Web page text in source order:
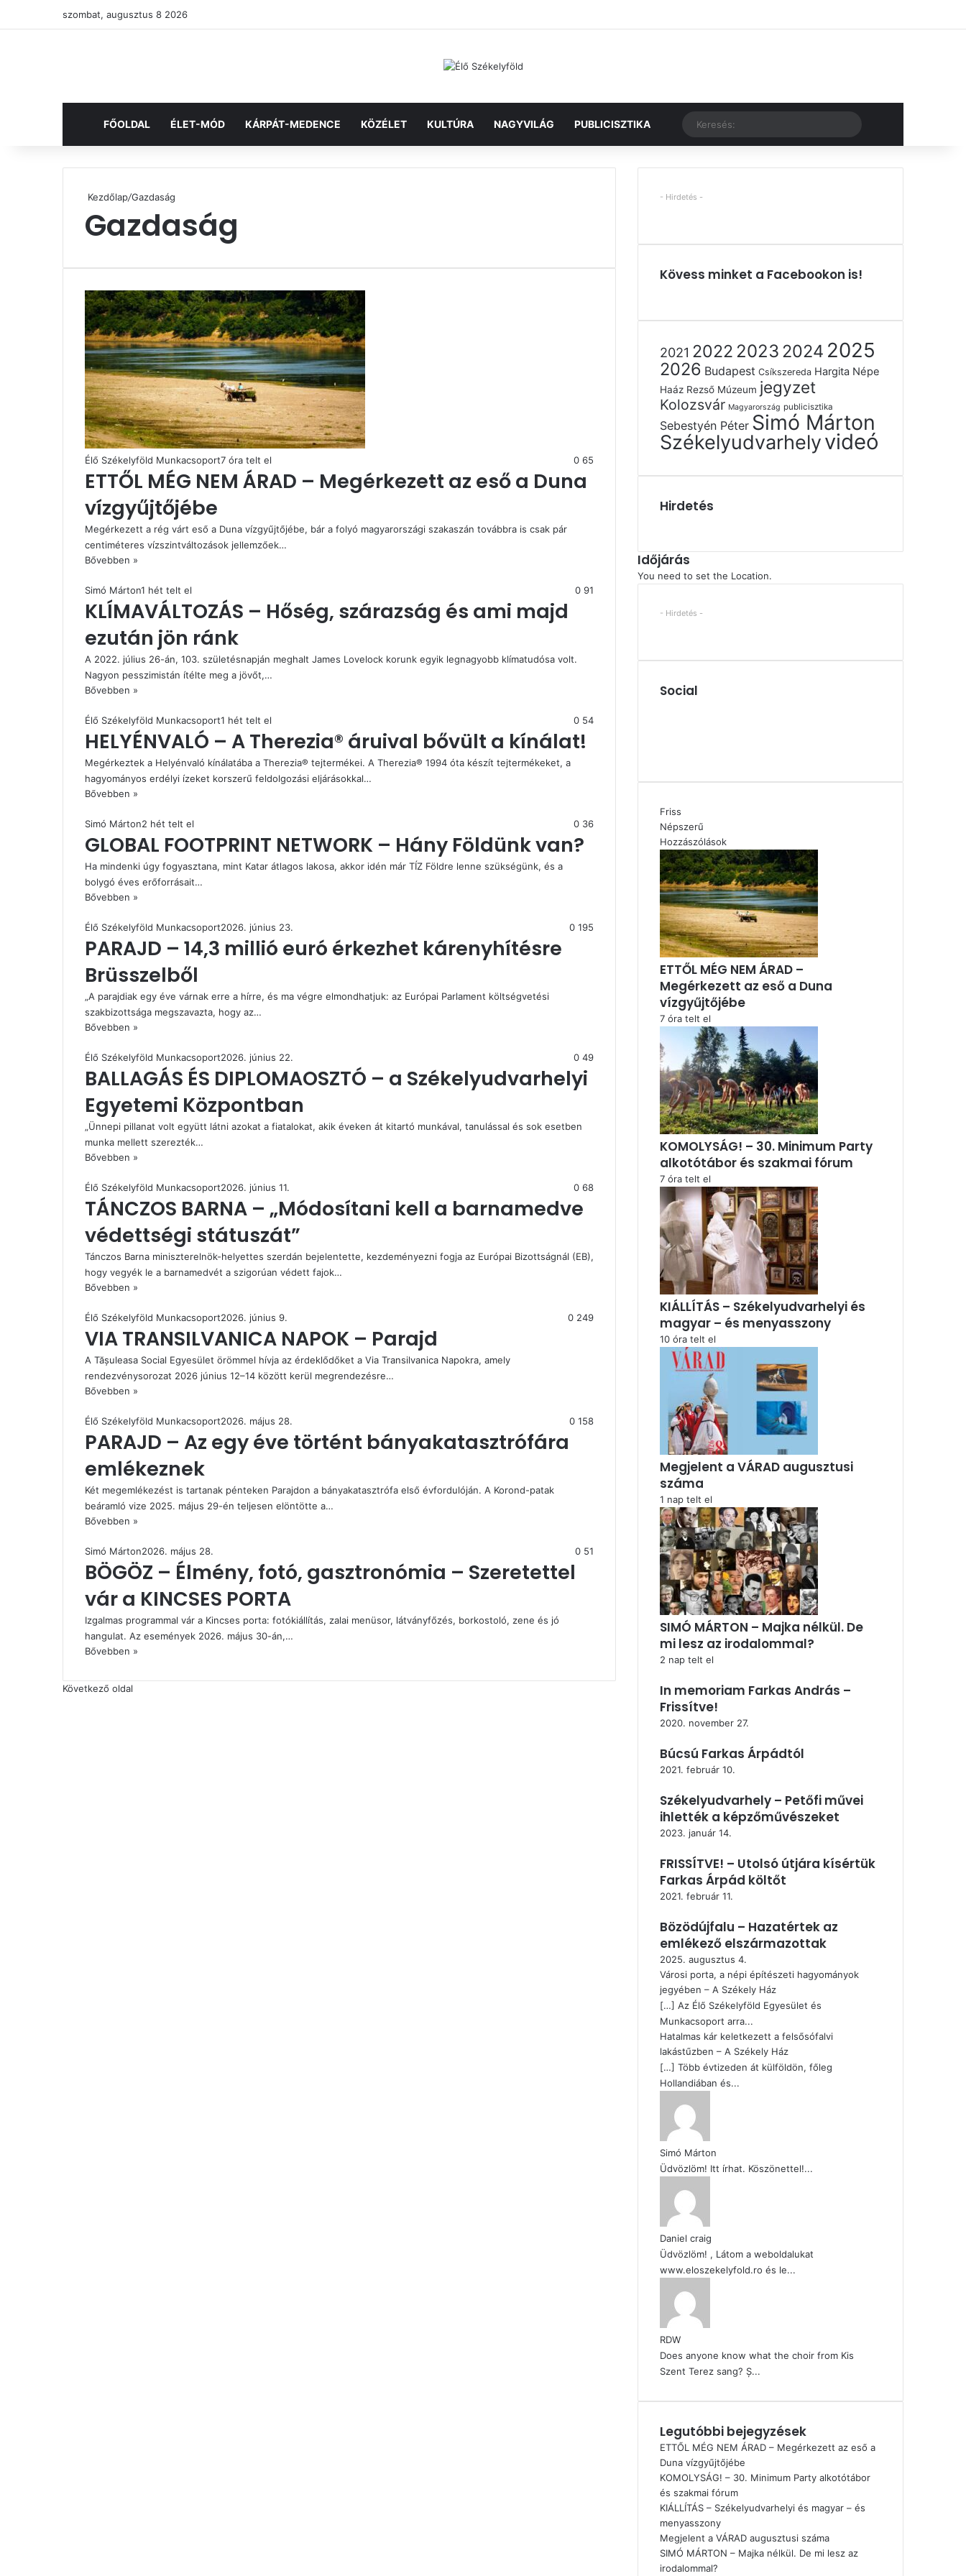
szombat, augusztus 8 2026
FŐOLDAL ÉLET-MÓD KÁRPÁT-MEDENCE KÖZÉLET KULTÚRA NAGYVILÁG PUBLICISZTIKA Véletlen cikk
Kezdőlap/Gazdaság
Gazdaság
Élő Székelyföld Munkacsoport7 óra telt el 0 65
ETTŐL MÉG NEM ÁRAD – Megérkezett az eső a Duna
vízgyűjtőjébe
Megérkezett a rég várt eső a Duna vízgyűjtőjébe, bár a folyó magyarországi szakaszán továbbra is csak pár
centiméteres vízszintváltozások jellemzőek…
Bővebben »
Simó Márton1 hét telt el 0 91
KLÍMAVÁLTOZÁS – Hőség, szárazság és ami majd
ezután jön ránk
A 2022. július 26-án, 103. születésnapján meghalt James Lovelock korunk egyik legnagyobb klímatudósa volt.
Nagyon pesszimistán ítélte meg a jövőt,…
Bővebben »
Élő Székelyföld Munkacsoport1 hét telt el 0 54
HELYÉNVALÓ – A Therezia® áruival bővült a kínálat!
Megérkeztek a Helyénvaló kínálatába a Therezia® tejtermékei. A Therezia® 1994 óta készít tejtermékeket, a
hagyományos erdélyi ízeket korszerű feldolgozási eljárásokkal…
Bővebben »
Simó Márton2 hét telt el 0 36
GLOBAL FOOTPRINT NETWORK – Hány Földünk van?
Ha mindenki úgy fogyasztana, mint Katar átlagos lakosa, akkor idén már TÍZ Földre lenne szükségünk, és a
bolygó éves erőforrásait…
Bővebben »
Élő Székelyföld Munkacsoport2026. június 23. 0 195
PARAJD – 14,3 millió euró érkezhet kárenyhítésre
Brüsszelből
„A parajdiak egy éve várnak erre a hírre, és ma végre elmondhatjuk: az Európai Parlament költségvetési
szakbizottsága megszavazta, hogy az…
Bővebben »
Élő Székelyföld Munkacsoport2026. június 22. 0 49
BALLAGÁS ÉS DIPLOMAOSZTÓ – a Székelyudvarhelyi
Egyetemi Központban
„Ünnepi pillanat volt együtt látni azokat a fiatalokat, akik éveken át kitartó munkával, tanulással és sok esetben
munka mellett szerezték…
Bővebben »
Élő Székelyföld Munkacsoport2026. június 11. 0 68
TÁNCZOS BARNA – „Módosítani kell a barnamedve
védettségi státuszát”
Tánczos Barna miniszterelnök-helyettes szerdán bejelentette, kezdeményezni fogja az Európai Bizottságnál (EB),
hogy vegyék le a barnamedvét a szigorúan védett fajok…
Bővebben »
Élő Székelyföld Munkacsoport2026. június 9. 0 249
VIA TRANSILVANICA NAPOK – Parajd
A Tășuleasa Social Egyesület örömmel hívja az érdeklődőket a Via Transilvanica Napokra, amely
rendezvénysorozat 2026 június 12–14 között kerül megrendezésre…
Bővebben »
Élő Székelyföld Munkacsoport2026. május 28. 0 158
PARAJD – Az egy éve történt bányakatasztrófára
emlékeznek
Két megemlékezést is tartanak pénteken Parajdon a bányakatasztrófa első évfordulóján. A Korond-patak
beáramló vize 2025. május 29-én teljesen elöntötte a…
Bővebben »
Simó Márton2026. május 28. 0 51
BÖGÖZ – Élmény, fotó, gasztronómia – Szeretettel
vár a KINCSES PORTA
Izgalmas programmal vár a Kincses porta: fotókiállítás, zalai menüsor, látványfőzés, borkostoló, zene és jó
hangulat. Az események 2026. május 30-án,…
Bővebben »
Következő oldal
- Hirdetés -
Kövess minket a Facebookon is!
2021 2022 2023 2024 2025
2026 Budapest Csíkszereda Hargita Népe
Haáz Rezső Múzeum jegyzet
Kolozsvár Magyarország publicisztika
Sebestyén Péter Simó Márton
Székelyudvarhelyvideó
Hirdetés
Időjárás
You need to set the Location.
- Hirdetés -
Social
Friss
Népszerű
Hozzászólások
ETTŐL MÉG NEM ÁRAD –
Megérkezett az eső a Duna
vízgyűjtőjébe
7 óra telt el
KOMOLYSÁG! – 30. Minimum Party
alkotótábor és szakmai fórum
7 óra telt el
KIÁLLÍTÁS – Székelyudvarhelyi és
magyar – és menyasszony
10 óra telt el
Megjelent a VÁRAD augusztusi
száma
1 nap telt el
SIMÓ MÁRTON – Majka nélkül. De
mi lesz az irodalommal?
2 nap telt el
In memoriam Farkas András –
Frissítve!
2020. november 27.
Búcsú Farkas Árpádtól
2021. február 10.
Székelyudvarhely – Petőfi művei
ihlették a képzőművészeket
2023. január 14.
FRISSÍTVE! – Utolsó útjára kísértük
Farkas Árpád költőt
2021. február 11.
Bözödújfalu – Hazatértek az
emlékező elszármazottak
2025. augusztus 4.
Városi porta, a népi építészeti hagyományok
jegyében – A Székely Ház
[…] Az Élő Székelyföld Egyesület és
Munkacsoport arra...
Hatalmas kár keletkezett a felsősófalvi
lakástűzben – A Székely Ház
[…] Több évtizeden át külföldön, főleg
Hollandiában és...
Simó Márton
Üdvözlöm! Itt írhat. Köszönettel!...
Daniel craig
Üdvözlöm! , Látom a weboldalukat
www.eloszekelyfold.ro és le...
RDW
Does anyone know what the choir from Kis
Szent Terez sang? Ș...
Legutóbbi bejegyzések
ETTŐL MÉG NEM ÁRAD – Megérkezett az eső a
Duna vízgyűjtőjébe
KOMOLYSÁG! – 30. Minimum Party alkotótábor
és szakmai fórum
KIÁLLÍTÁS – Székelyudvarhelyi és magyar – és
menyasszony
Megjelent a VÁRAD augusztusi száma
SIMÓ MÁRTON – Majka nélkül. De mi lesz az
irodalommal?